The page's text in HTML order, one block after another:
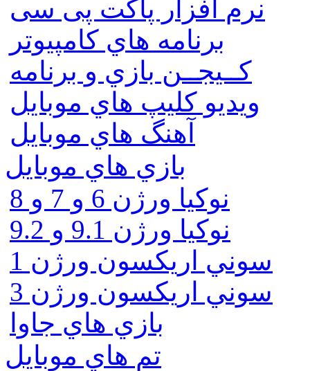
نرم افزار پاکت پی سی
برنامه هاي كامپيوتر
كــيجــن بازي و برنامه
ويديو كليپ هاي موبايل
آهنگ هاي موبايل
بازي هاي موبايل
نوكيا ورژن 6 و 7 و 8
نوكيا ورژن 9.1 و 9.2
سوني اريكسون ورژن 1
سوني اريكسون ورژن 3
بازي هاي جاوا
تم هاي موبايل